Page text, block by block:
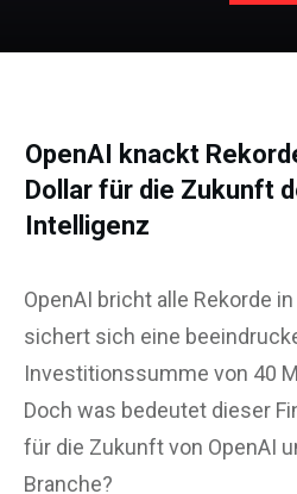
OpenAI knackt
Dollar für die Zukunft
Intelligenz
OpenAI bricht alle Rekorde
sichert sich eine
Investitionssumme von 40
Doch was bedeutet dieser
für die Zukunft von OpenAI
Branche?